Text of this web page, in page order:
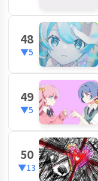
48
▼5
49
▼5
50
▼13